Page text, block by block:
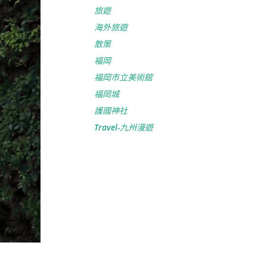
旅遊
海外旅遊
散策
福岡
福岡市立美術館
福岡城
護國神社
Travel-九州漫遊